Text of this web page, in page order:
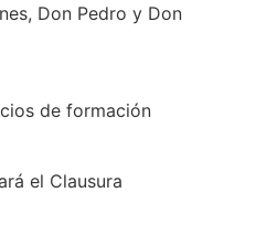
Don Pedro y Don
de formación
el Clausura